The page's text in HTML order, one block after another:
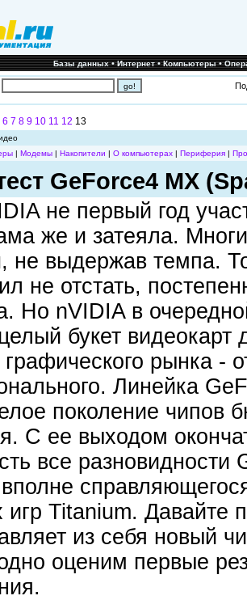
Базы данных•Интернет•Компьютеры•
6 7 8 9 10 11 12 13
| Модемы| Накопители | О компьютерах| Периферия|
GeForce4 MX
не первый год
же и затеяла.
не выдержав темпа.
не отстать,
Но nVIDIA в
букет видеокарт
графического рынка -
Линейка
поколение чипов
С ее выходом
все разновидности
игр Titanium. Давайте
из себя новый
оценим первые